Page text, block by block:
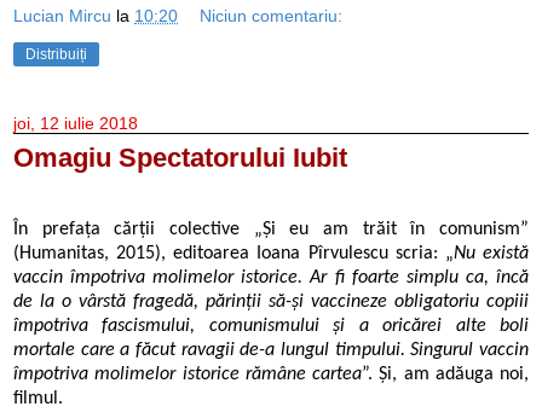
Lucian Mircu la 10:20 Niciun comentariu:
Distribuiți
joi, 12 iulie 2018
Omagiu Spectatorului Iubit
În prefața cărții colective „Și eu am trăit în comunism”
(Humanitas, 2015), editoarea Ioana Pîrvulescu scria: „Nu există
vaccin împotriva molimelor istorice. Ar fi foarte simplu ca, încă
de la o vârstă fragedă, părinții să-și vaccineze obligatoriu copiii
împotriva fascismului, comunismului și a oricărei alte boli
mortale care a făcut ravagii de-a lungul timpului. Singurul vaccin
împotriva molimelor istorice rămâne cartea”.Și, am adăuga noi,
filmul.